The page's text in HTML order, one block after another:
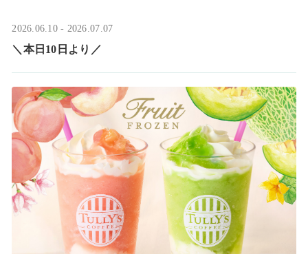
2026.06.10 - 2026.07.07
＼本日10日より／